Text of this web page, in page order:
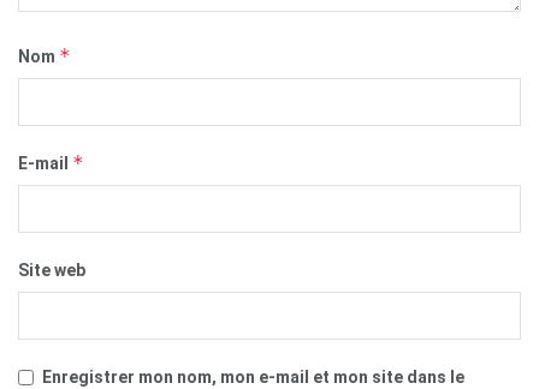
Nom *
E-mail *
Site web
Enregistrer mon nom, mon e-mail et mon site dans le